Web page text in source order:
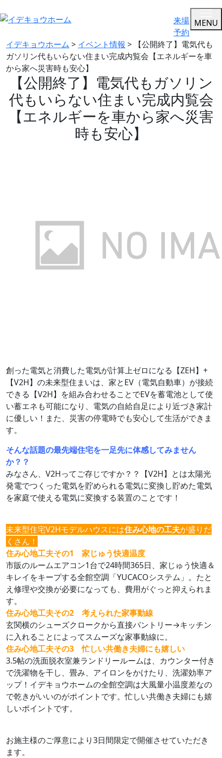
来場
予約
MENU
イデキョウホーム > イベント情報 >
【公開終了】電気代も
ガソリン代もいらない住まい完成内覧会【エネルギーを車
から家へ災害時も安心】
【公開終了】電気代もガソリン
代もいらない住まい完成内覧会
【エネルギーを車から家へ災害
時も安心】
創った電気と消費した電気が計算上ゼロになる【ZEH】+
【V2H】の未来型住まいは、家とEV（電気自動車）が接続
できる【V2H】を組み合わせることでEVを蓄電池として使
い蓄エネも可能になり、電気の自給自足により近づき家計
に優しい！また、災害の停電時でも安心して生活ができま
す。
そんな話題の最先端住宅を一足先に体感してみません
か？？
みなさん、V2Hってご存じですか？？【V2H】とは太陽光
発電でつくった電気を貯められる電気に変換し貯めた電気
を家庭で使える電気に変換する装置のことです！
未来型住宅V2Hモデルハウスには住み心地の工夫が盛りだ
くさん！
住み心地工夫その1 家じゅう快適温度
市販のルームエアコン1台で24時間365日、家じゅう快適＆
キレイをキープする全館空調「YUCACOシステム」。たと
え修理や交換が必要になっても、費用がぐっと抑えられま
す。
住み心地工夫その2 考えられた家事動線
玄関横のシューズクロークから直接パントリー→キッチン
に入れることによってスムーズな家事動線に。
住み心地工夫その3 忙しい共働き夫婦にも嬉しい
3.5帖の洗面脱衣室兼ランドリールームは、カウンター付き
で洗濯物を干し、畳み、アイロンをかけたり、洗濯効率ア
ップ！イデキョウホームの全館空調は大風量小温度差なの
で乾きがいいのがポイントです。忙しい共働き夫婦にも嬉
しいポイントです。
お施主様のご厚意により3日間限定で開催させていただき
ます。